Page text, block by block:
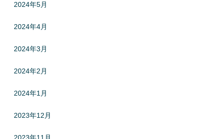
2024年5月
2024年4月
2024年3月
2024年2月
2024年1月
2023年12月
2023年11月